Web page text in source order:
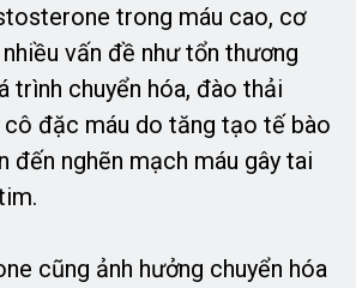
trong máu cao, cơ
vấn đề như tổn thương
trình chuyển hóa, đào thải
đặc máu do tăng tạo tế bào
đến nghẽn mạch máu gây tai
cũng ảnh hưởng chuyển hóa